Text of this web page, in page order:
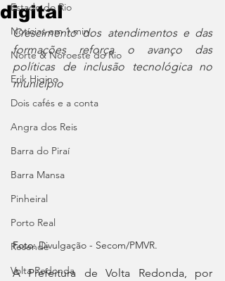
Estado do Rio
Notícias em 1 min
Norte & Noroeste do Rio
Erik Higino
Dois cafés e a conta
Angra dos Reis
Barra do Piraí
Barra Mansa
Pinheiral
Porto Real
Resende
Volta Redonda
digital
Crescimento dos atendimentos e das
formações reforça o avanço das
políticas de inclusão tecnológica no
município
Foto: Divulgação - Secom/PMVR.
A Prefeitura de Volta Redonda, por